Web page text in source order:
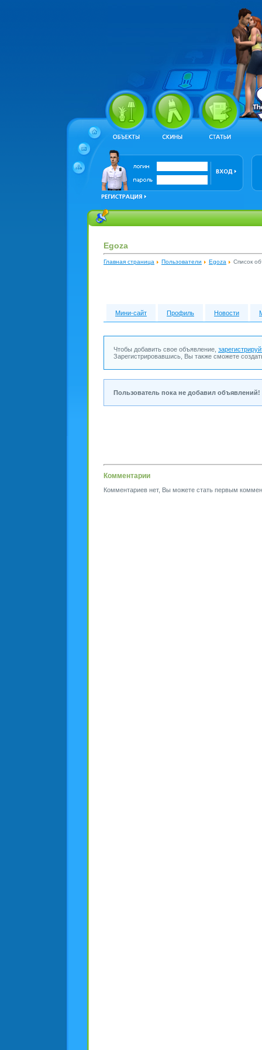
Egoza
Главная страница Пользователи Egoza Список
Мини-сайт Профиль Новости
Чтобы добавить свое объявление,
Зарегистрировавшись, Вы также сможете
Пользователь пока не добавил объявлений!
Комментарии
Комментариев нет, Вы можете стать первым